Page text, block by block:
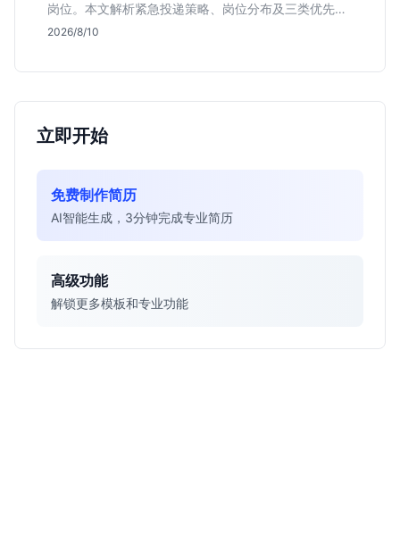
岗位。本文解析紧急投递策略、岗位分布及三类优先人
群，助你快速决策。
2026/8/10
立即开始
免费制作简历
AI智能生成，3分钟完成专业简历
高级功能
解锁更多模板和专业功能